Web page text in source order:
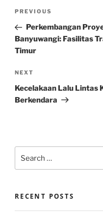
Previous
Post
PREVIOUS
Perkembangan
Banyuwangi: Fasilitas
Timur
Next
Post
NEXT
Kecelakaan Lalu Lintas
Berkendara
for:
RECENT POSTS